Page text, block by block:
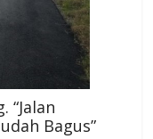
“Jalan
Bagus”